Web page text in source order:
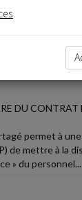
dépêches
DU
permet à
de mettre à la
» du personnel...